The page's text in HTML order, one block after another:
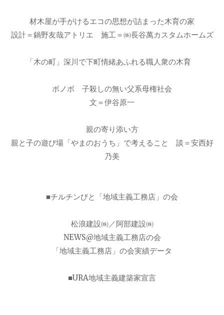
材木屋が手がけるエコの思想が詰まった木育の家
設計＝鍋野友哉アトリエ 施工＝㈱長谷萬カスタムホームズ
「木の町」深川で下町情緒あふれる職人衆の木育
ボノボ 子殺しの無い父系母権社会
文＝伊谷原一
親の寄り添い方
親と子の遊び場「やまのおうち」で考えること 談＝安西好
乃美
■チルチンびと「地域主義工務店」の会
松浪建設㈱／阿部建設㈱
NEWS@地域主義工務店の会
「地域主義工務店」の会実績データ
■URA地域主義建築家宣言